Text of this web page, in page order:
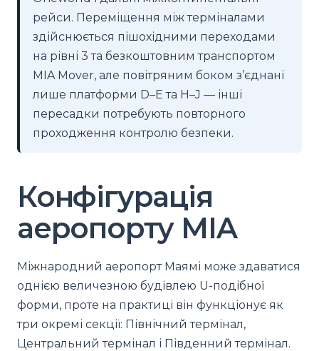
рейси. Переміщення між терміналами
здійснюється пішохідними переходами
на рівні 3 та безкоштовним транспортом
MIA Mover, але повітряним боком з’єднані
лише платформи D–E та H–J — інші
пересадки потребують повторного
проходження контролю безпеки.
Конфігурація
аеропорту MIA
Міжнародний аеропорт Маямі може здаватися
однією величезною будівлею U-подібної
форми, проте на практиці він функціонує як
три окремі секції: Північний термінал,
Центральний термінал і Південний термінал.